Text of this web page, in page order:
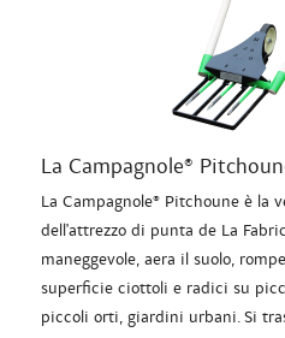
La Campagnole®
La Campagnole® Pitchoune è la
dell'attrezzo di punta de La
maneggevole, aera il suolo,
superficie ciottoli e radici su
piccoli orti, giardini urbani. Si